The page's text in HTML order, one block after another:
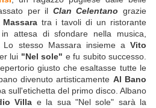
per il Clan Celentano grazie
tra i tavoli di un ristorante
attesa di sfondare nella musica,
Lo stesso Massara insieme a Vito
lui "Nel sole" e fu subito successo.
giusto che esaltasse tutte le
divenuto artisticamente Al Bano
sull'etichetta del primo disco. Albano
Villa e la sua "Nel sole" sarà la